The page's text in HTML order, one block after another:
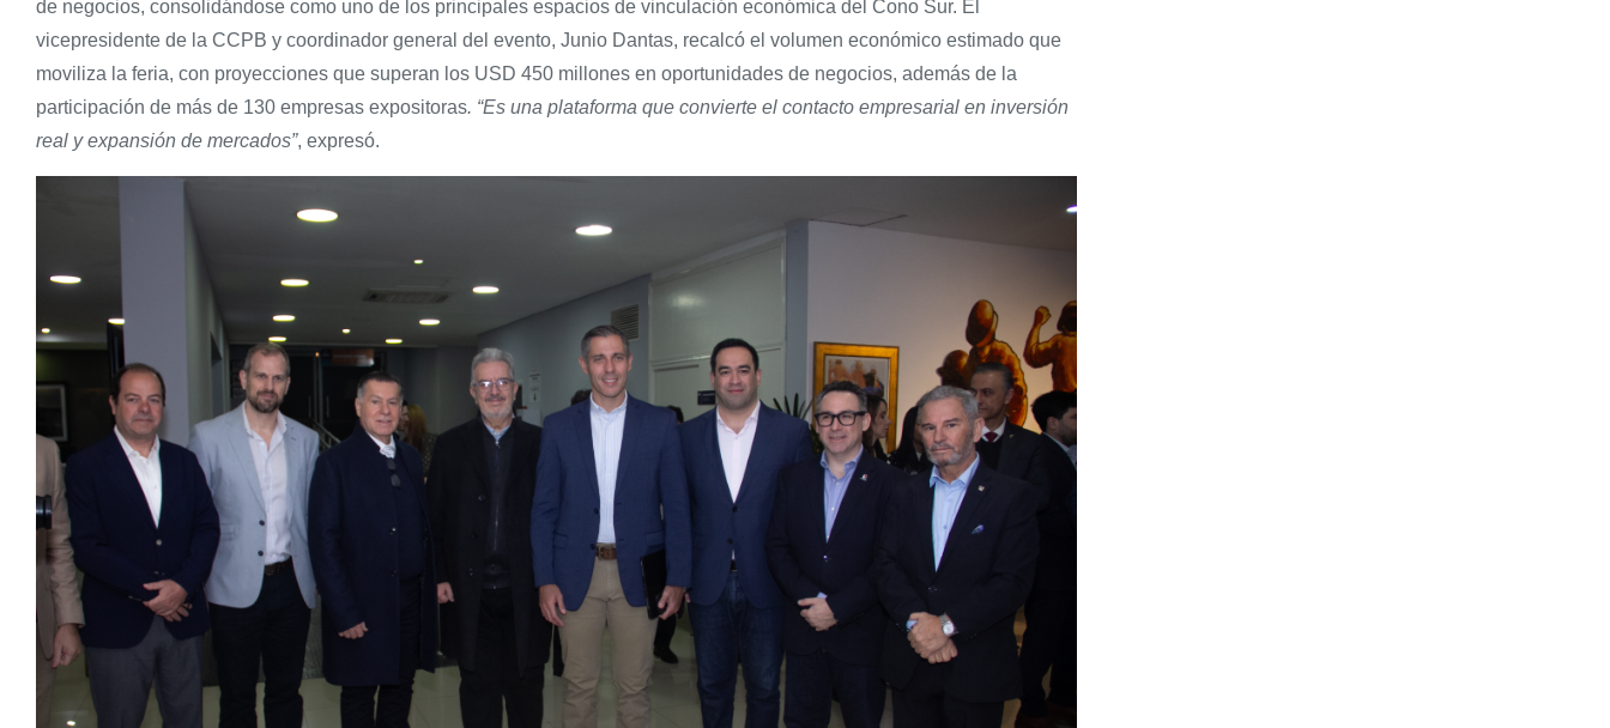
de negocios, consolidándose como uno de los principales espacios de vinculación económica del Cono Sur. El
vicepresidente de la CCPB y coordinador general del evento, Junio Dantas, recalcó el volumen económico estimado que
moviliza la feria, con proyecciones que superan los USD 450 millones en oportunidades de negocios, además de la
participación de más de 130 empresas expositoras. “Es una plataforma que convierte el contacto empresarial en inversión
real y expansión de mercados”, expresó.